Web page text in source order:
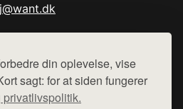
din oplevelse, vise
sagt: for at siden fungerer